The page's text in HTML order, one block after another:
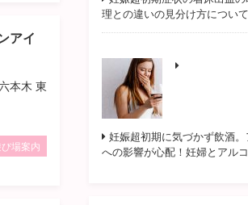
アイ
本木 東
場案内
理との違いの見分け方について
妊娠超初期に気づかず飲酒
への影響が心配！妊婦とアル